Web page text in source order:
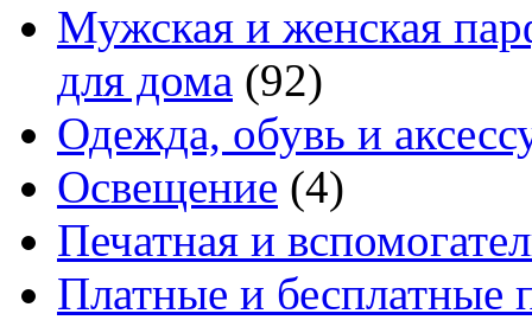
Мужская и женская
для дома (92)
Одежда, обувь и
Освещение (4)
Печатная и
Платные и бесплатные